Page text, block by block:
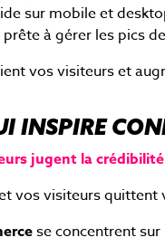
sur mobile et
à gérer les pics
vos visiteurs et
INSPIRE
jugent la
vos visiteurs quittent
se concentrent sur